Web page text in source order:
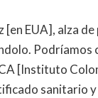
[en EUA], alza
[Instituto
sanitario y